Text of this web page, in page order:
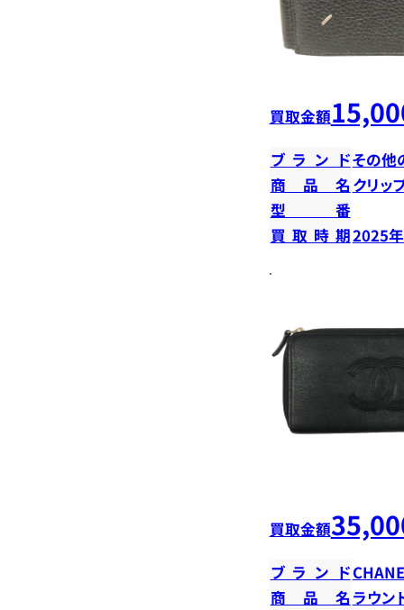
買取金額
ブランドその他
商品名 クリッ
型番
買取時期2025
買取金額
ブランド
商品名 ラウン